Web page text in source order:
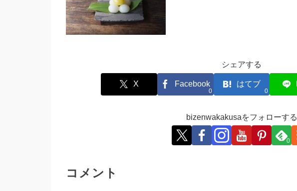
シェアする
X Facebook
0
はてブ
0
bizenwakakusaをフォローする
0
コメント